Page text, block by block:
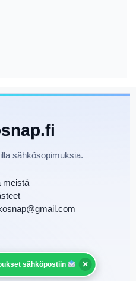
sähkösopimuksia.
meistä
oikeudet pidätetään.
sähköpostiin ×